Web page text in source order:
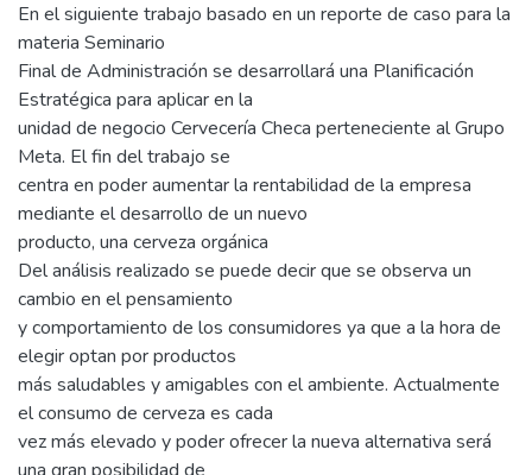
En el siguiente trabajo basado en un reporte de caso para la
materia Seminario
Final de Administración se desarrollará una Planificación
Estratégica para aplicar en la
unidad de negocio Cervecería Checa perteneciente al Grupo
Meta. El fin del trabajo se
centra en poder aumentar la rentabilidad de la empresa
mediante el desarrollo de un nuevo
producto, una cerveza orgánica
Del análisis realizado se puede decir que se observa un
cambio en el pensamiento
y comportamiento de los consumidores ya que a la hora de
elegir optan por productos
más saludables y amigables con el ambiente. Actualmente
el consumo de cerveza es cada
vez más elevado y poder ofrecer la nueva alternativa será